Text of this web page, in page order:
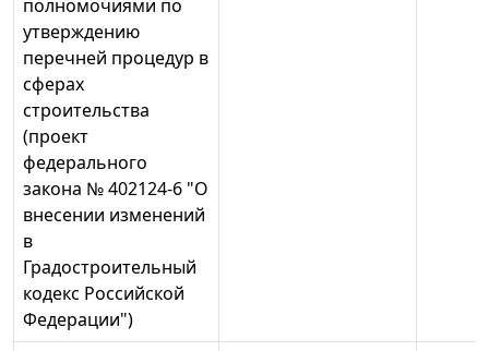
полномочиями по
утверждению
перечней процедур в
сферах
строительства
(проект
федерального
закона № 402124-6 "О
внесении изменений
в
Градостроительный
кодекс Российской
Федерации")